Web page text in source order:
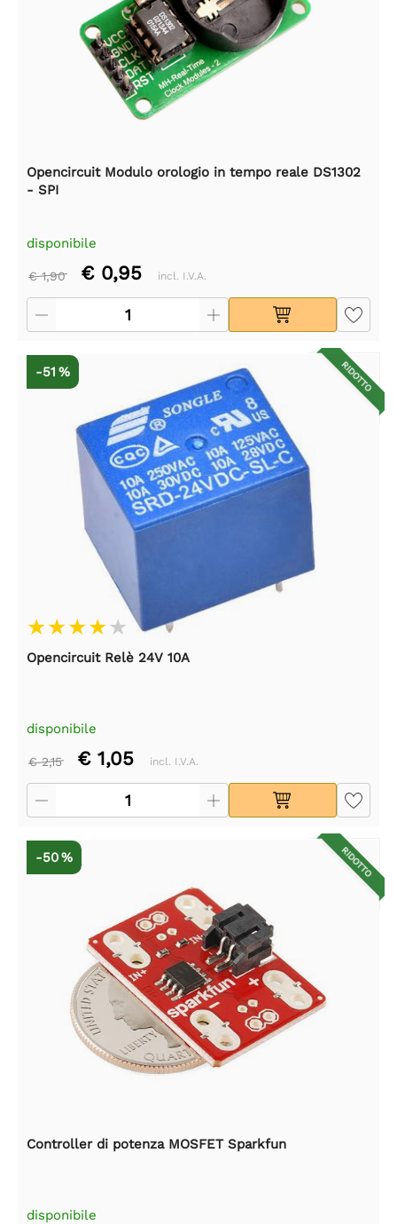
Opencircuit Modulo orologio in tempo reale DS1302
- SPI
disponibile
€ 1,90 € 0,95 incl. I.V.A.
RIDOTTO
-51 %
Opencircuit Relè 24V 10A
disponibile
€ 2,15 € 1,05 incl. I.V.A.
RIDOTTO
-50 %
Controller di potenza MOSFET Sparkfun
disponibile